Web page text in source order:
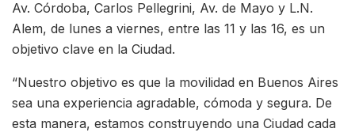
Av. Córdoba, Carlos Pellegrini, Av. de Mayo y L.N.
Alem, de lunes a viernes, entre las 11 y las 16, es un
objetivo clave en la Ciudad.
“Nuestro objetivo es que la movilidad en Buenos Aires
sea una experiencia agradable, cómoda y segura. De
esta manera, estamos construyendo una Ciudad cada